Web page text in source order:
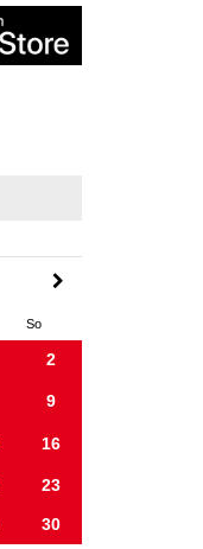
So
2
9
16
23
30